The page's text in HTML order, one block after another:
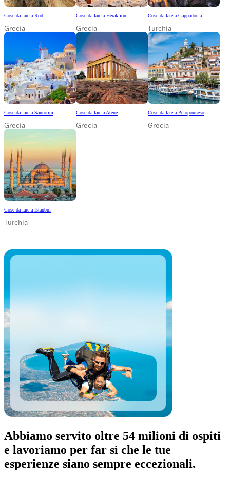
Cose da fare a Rodi
Grecia
Cose da fare a Heraklion
Grecia
Cose da fare a Cappadocia
Turchia
Cose da fare a Santorini
Grecia
Cose da fare a Atene
Grecia
Cose da fare a Peloponneso
Grecia
Cose da fare a Istanbul
Turchia
Abbiamo servito oltre 54 milioni di ospiti
e lavoriamo per far sì che le tue
esperienze siano sempre eccezionali.